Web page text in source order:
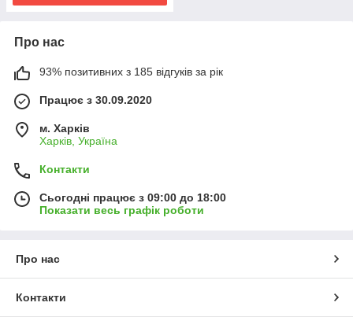
Про нас
93% позитивних з 185 відгуків за рік
Працює з 30.09.2020
м. Харків
Харків, Україна
Контакти
Сьогодні працює з 09:00 до 18:00
Показати весь графік роботи
Про нас
Контакти